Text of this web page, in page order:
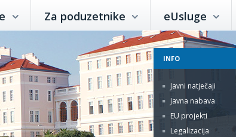
Za poduzetnike eUsluge
INFO
Javni natječaji
Javna nabava
EU projekti
Legalizacija